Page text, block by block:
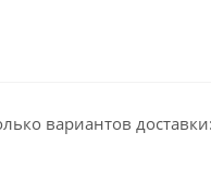
вариантов доставки: